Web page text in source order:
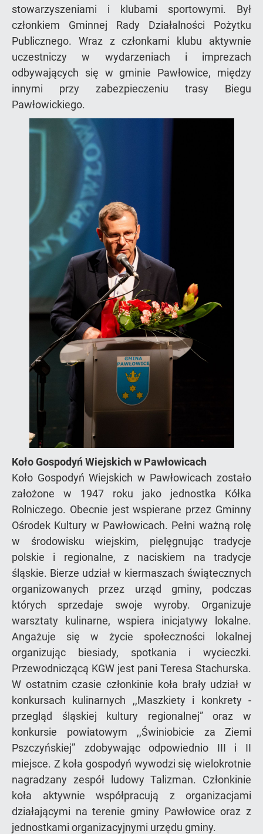
stowarzyszeniami i klubami sportowymi. Był
członkiem Gminnej Rady Działalności Pożytku
Publicznego. Wraz z członkami klubu aktywnie
uczestniczy w wydarzeniach i imprezach
odbywających się w gminie Pawłowice, między
innymi przy zabezpieczeniu trasy Biegu
Pawłowickiego.
Koło Gospodyń Wiejskich w Pawłowicach
Koło Gospodyń Wiejskich w Pawłowicach zostało
założone w 1947 roku jako jednostka Kółka
Rolniczego. Obecnie jest wspierane przez Gminny
Ośrodek Kultury w Pawłowicach. Pełni ważną rolę
w środowisku wiejskim, pielęgnując tradycje
polskie i regionalne, z naciskiem na tradycje
śląskie. Bierze udział w kiermaszach świątecznych
organizowanych przez urząd gminy, podczas
których sprzedaje swoje wyroby. Organizuje
warsztaty kulinarne, wspiera inicjatywy lokalne.
Angażuje się w życie społeczności lokalnej
organizując biesiady, spotkania i wycieczki.
Przewodniczącą KGW jest pani Teresa Stachurska.
W ostatnim czasie członkinie koła brały udział w
konkursach kulinarnych ,,Maszkiety i konkrety -
przegląd śląskiej kultury regionalnej” oraz w
konkursie powiatowym ,,Świniobicie za Ziemi
Pszczyńskiej’’ zdobywając odpowiednio III i II
miejsce. Z koła gospodyń wywodzi się wielokrotnie
nagradzany zespół ludowy Talizman. Członkinie
koła aktywnie współpracują z organizacjami
działającymi na terenie gminy Pawłowice oraz z
jednostkami organizacyjnymi urzędu gminy.